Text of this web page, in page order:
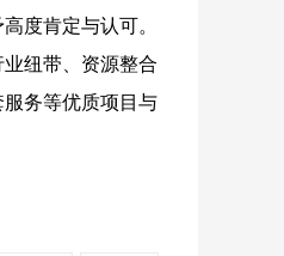
度肯定与认可。
纽带、资源整合
务等优质项目与